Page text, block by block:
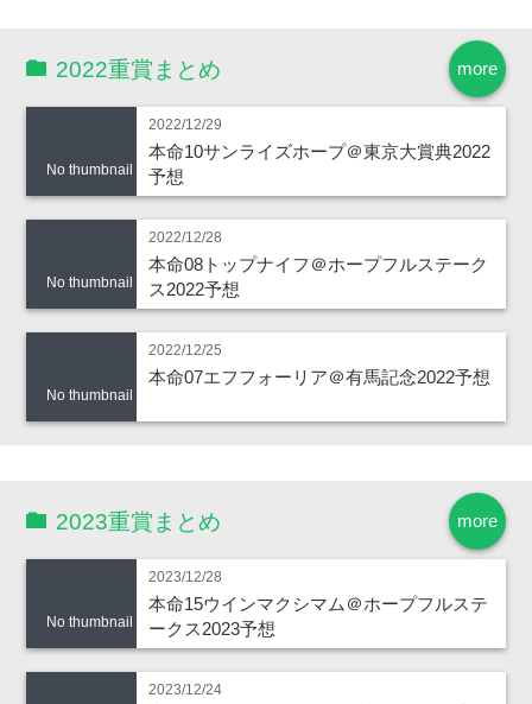
more
2022重賞まとめ
No thumbnail
2022/12/29
本命10サンライズホープ＠東京大賞典2022
予想
No thumbnail
2022/12/28
本命08トップナイフ＠ホープフルステーク
ス2022予想
No thumbnail
2022/12/25
本命07エフフォーリア＠有馬記念2022予想
more
2023重賞まとめ
No thumbnail
2023/12/28
本命15ウインマクシマム＠ホープフルステ
ークス2023予想
2023/12/24